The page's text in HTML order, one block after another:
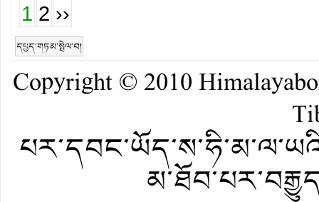
1 2 ››
དཔྱད་གཏམ་སྤེལ་བ།
Copyright © 2010